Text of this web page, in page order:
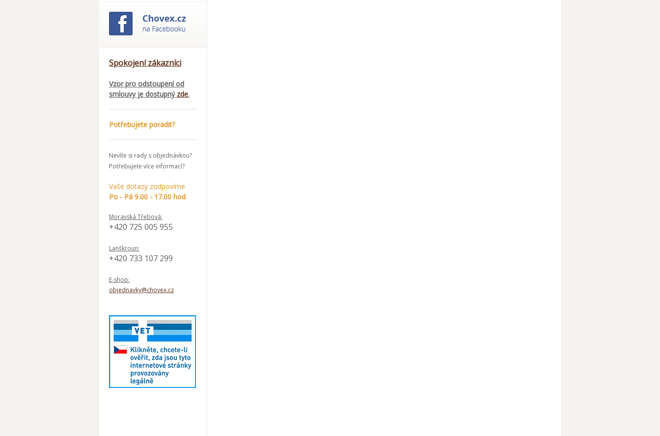
Spokojení zákazníci
Vzor pro odstoupení od
smlouvy je dostupný zde.
Potřebujete poradit?
Nevíte si rady s objednávkou?
Potřebujete více informací?
Vaše dotazy zodpovíme
Po - Pá 9.00 - 17.00 hod
Moravská Třebová:
+420 725 005 955
Lanškroun:
+420 733 107 299
E-shop:
objednavky@chovex.cz